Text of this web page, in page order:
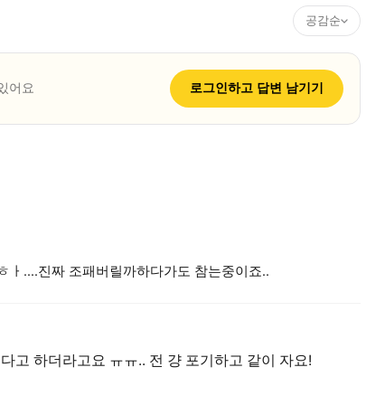
공감순
어요 로그인하고 답변 남기기
ㅏ....진짜 조패버릴까하다가도 참는중이죠..
고 하더라고요 ㅠㅠ.. 전 걍 포기하고 같이 자요!